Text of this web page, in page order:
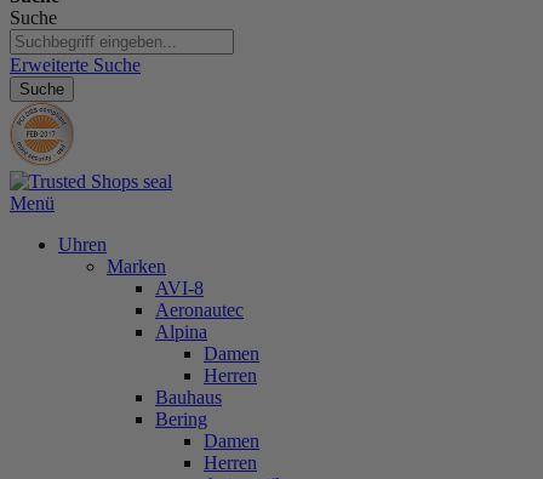
Suche
Erweiterte Suche
Suche
Menü
Uhren
Marken
AVI-8
Aeronautec
Alpina
Damen
Herren
Bauhaus
Bering
Damen
Herren